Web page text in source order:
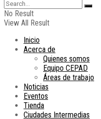
No Result
View All Result
Inicio
Acerca de
Quienes somos
Equipo CEPAD
Áreas de trabajo
Noticias
Eventos
Tienda
Ciudades Intermedias